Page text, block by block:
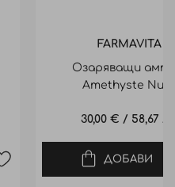
FARMAVITA
Озаряващи
Amethyste
30,00 € / 58,67
ДОБАВИ